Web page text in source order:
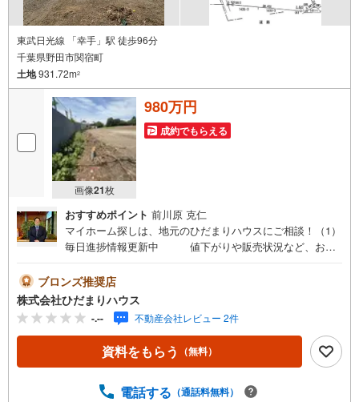
東武日光線 「幸手」駅 徒歩96分
千葉県野田市関宿町
土地931.72m2
画像21枚
980万円
成約でもらえる
おすすめポイント 前川原 克仁
マイホーム探しは、地元のひだまりハウスにご相談！（1）
毎日進捗情報更新中 値下がりや販売状況など、お客
OK 空いている時間に「ちょっと話だけでもOK！」
気軽にお立ち寄り♪（3）女性おひとりでも安心 強引
な接客なし。暖かいスタッフがお客様の立場で親身にご対
応♪（4）充実したキッズスペース お子様を飽きさせ
ないよう、女性スタッフとおもちゃやゲームなどで遊べま
す（*＾＾*）『主役であるあなた』の、ひだまりのような
ブロンズ推奨店
株式会社ひだまりハウス
-.-- 不動産会社レビュー 2件
資料をもらう （無料）
電話する （通話料無料）